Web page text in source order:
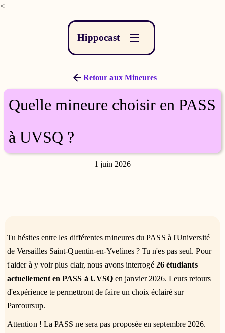
<
Hippocast
Retour aux Mineures
Quelle mineure choisir en PASS
à UVSQ ?
1 juin 2026
Tu hésites entre les différentes mineures du PASS à l'Université
de Versailles Saint-Quentin-en-Yvelines ? Tu n'es pas seul. Pour
t'aider à y voir plus clair, nous avons interrogé 26 étudiants
actuellement en PASS à UVSQen janvier 2026. Leurs retours
d'expérience te permettront de faire un choix éclairé sur
Parcoursup.
Attention ! La PASS ne sera pas proposée en septembre 2026.